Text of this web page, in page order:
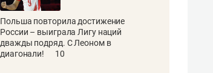
Польша повторила достижение
России – выиграла Лигу наций
дважды подряд. С Леоном в
диагонали!
10